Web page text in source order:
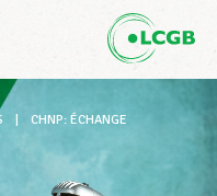
CHNP: ÉCHANGE